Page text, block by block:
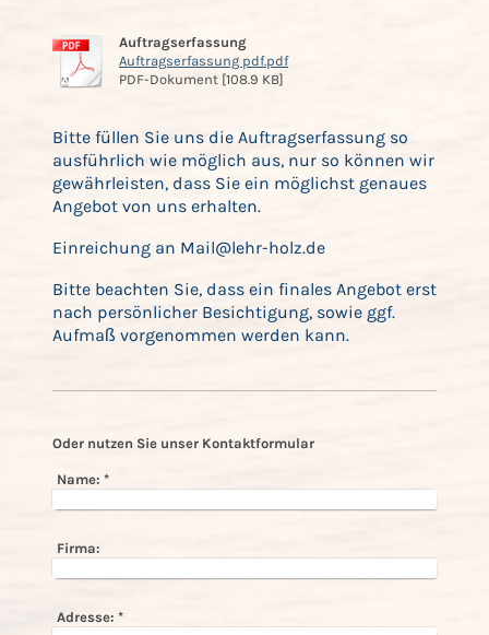
Auftragserfassung
Auftragserfassung pdf.pdf
PDF-Dokument [108.9 KB]
Bitte füllen Sie uns die Auftragserfassung so
ausführlich wie möglich aus, nur so können wir
gewährleisten, dass Sie ein möglichst genaues
Angebot von uns erhalten.
Einreichung an Mail@lehr-holz.de
Bitte beachten Sie, dass ein finales Angebot erst
nach persönlicher Besichtigung, sowie ggf.
Aufmaß vorgenommen werden kann.
Oder nutzen Sie unser Kontaktformular
Name: *
Firma:
Adresse: *